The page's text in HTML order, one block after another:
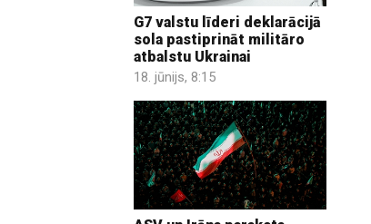
G7 valstu līderi deklarācijā
sola pastiprināt militāro
atbalstu Ukrainai
18. jūnijs, 8:15